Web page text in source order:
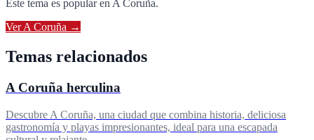
Este tema es popular en A Coruña.
VerA Coruña →
Temas relacionados
A Coruña herculina
Descubre A Coruña, una ciudad que combina historia, deliciosa
gastronomía y playas impresionantes, ideal para una escapada